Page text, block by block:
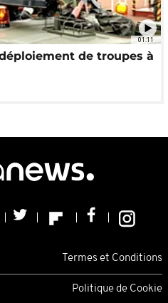
01:11
de troupes à
Termes et Conditions
Politique de Cookie